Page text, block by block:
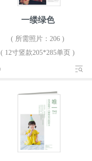
一缕绿色
( 所需照片：206 )
( 12寸竖款205*285单页 )